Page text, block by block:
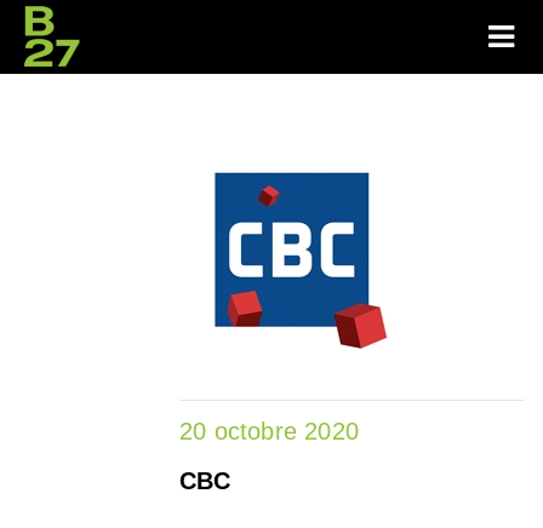
20 octobre 2020
CBC